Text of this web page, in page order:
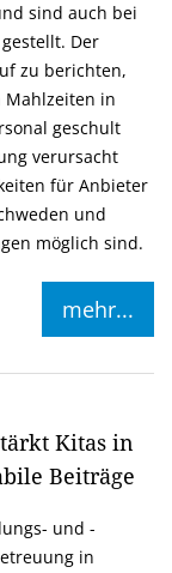
sind auch bei
Der
zu berichten,
Mahlzeiten in
geschult
verursacht
für Anbieter
und
möglich sind.
mehr...
Kitas in
Beiträge
und -
in